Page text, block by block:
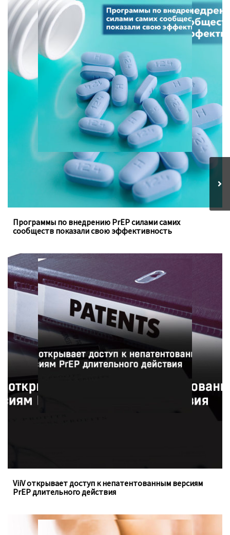
Программы, осуществляемые под руководством
ключевых групп населения, заполняют пробелы в
традиционных программах государства
Программы по внедрению PrEP силами самих
сообществ показали свою эффективность
Фармацевтическая компания ViiV Healthcare
предоставит 90 странам доступ к недорогим
непатентованным версиям инъекционного препарата
для профилактики ВИЧ в рамках нового соглашения с
Патентным пулом.
ViiV открывает доступ к непатентованным версиям
PrEP длительного действия